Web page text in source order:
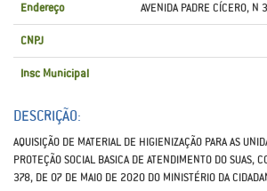
Endereço AVENIDA PADRE CÍCERO, N
CNPJ
Insc Municipal
DESCRIÇÃO:
AQUISIÇÃO DE MATERIAL DE HIGIENIZAÇÃO PARA AS
PROTEÇÃO SOCIAL BASlCA DE ATENDIMENTO DO SUAS,
378, DE 07 DE MAIO DE 2020 DO MINISTÉRIO DA